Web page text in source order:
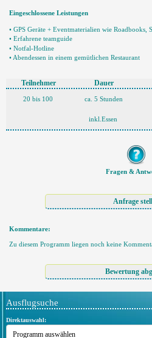
Eingeschlossene Leistungen
• GPS Geräte + Eventmaterialien wie Roadbooks,
• Erfahrene teamguide
• Notfal-Hotline
• Abendessen in einem gemütlichen Restaurant
Teilnehmer Dauer
20 bis 100 ca. 5 Stunden
inkl.Essen
Fragen &
Kommentare:
Zu diesem Programm liegen noch keine
Ausflugsuche
Direktauswahl: